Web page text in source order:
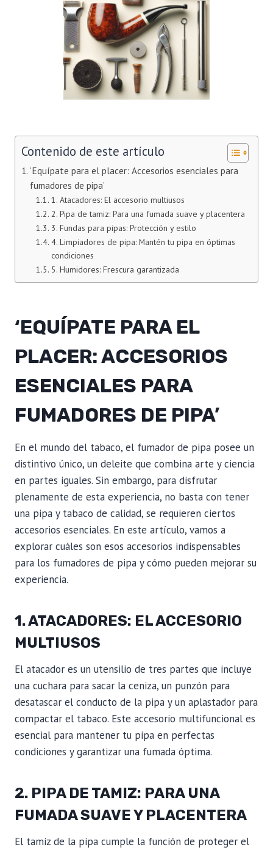
Contenido de este artículo
‘Equípate para el placer: Accesorios esenciales para
fumadores de pipa’
1. Atacadores: El accesorio multiusos
2. Pipa de tamiz: Para una fumada suave y placentera
3. Fundas para pipas: Protección y estilo
4. Limpiadores de pipa: Mantén tu pipa en óptimas
condiciones
5. Humidores: Frescura garantizada
‘EQUÍPATE PARA EL
PLACER: ACCESORIOS
ESENCIALES PARA
FUMADORES DE PIPA’
En el mundo del tabaco, el fumador de pipa posee un
distintivo único, un deleite que combina arte y ciencia
en partes iguales. Sin embargo, para disfrutar
plenamente de esta experiencia, no basta con tener
una pipa y tabaco de calidad, se requieren ciertos
accesorios esenciales. En este artículo, vamos a
explorar cuáles son esos accesorios indispensables
para los fumadores de pipa y cómo pueden mejorar su
experiencia.
1. ATACADORES: EL ACCESORIO
MULTIUSOS
El atacador es un utensilio de tres partes que incluye
una cuchara para sacar la ceniza, un punzón para
desatascar el conducto de la pipa y un aplastador para
compactar el tabaco. Este accesorio multifuncional es
esencial para mantener tu pipa en perfectas
condiciones y garantizar una fumada óptima.
2. PIPA DE TAMIZ: PARA UNA
FUMADA SUAVE Y PLACENTERA
El tamiz de la pipa cumple la función de proteger el